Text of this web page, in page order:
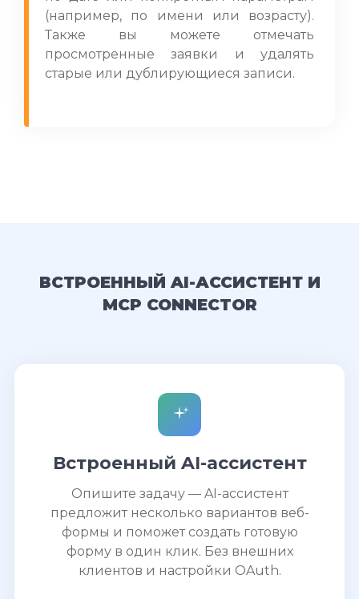
(например, по имени или возрасту).
Также вы можете отмечать
просмотренные заявки и удалять
старые или дублирующиеся записи.
ВСТРОЕННЫЙ AI-АССИСТЕНТ И
MCP CONNECTOR
Встроенный AI-ассистент
Опишите задачу — AI-ассистент
предложит несколько вариантов веб-
формы и поможет создать готовую
форму в один клик. Без внешних
клиентов и настройки OAuth.